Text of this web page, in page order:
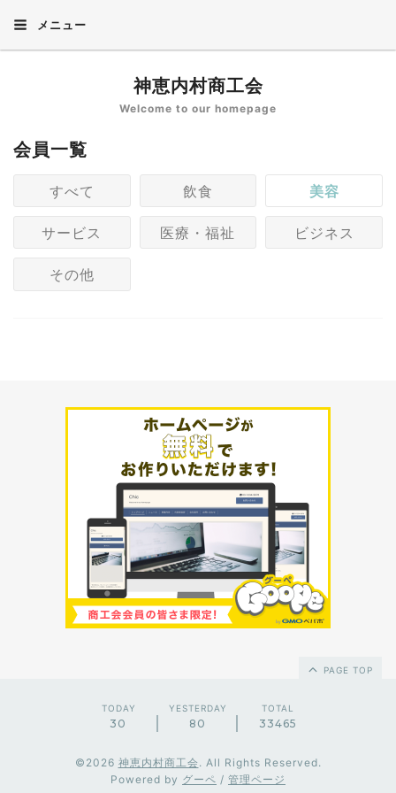
メニュー
神恵内村商工会
Welcome to our homepage
会員一覧
すべて 飲食 美容
サービス 医療・福祉 ビジネス
その他
PAGE TOP
TODAY
30
YESTERDAY
80
TOTAL
33465
©2026 神恵内村商工会. All Rights Reserved.
Powered by グーペ / 管理ページ